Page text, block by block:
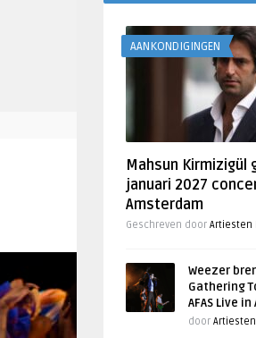
AANKONDIGINGEN
Mahsun Kirmizigül
januari 2027
Amsterdam
Geschreven door Artiesten
Weezer
Gathering
AFAS Live
door